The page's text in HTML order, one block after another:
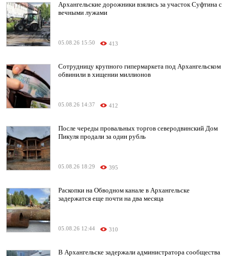
Архангельские дорожники взялись за участок Суфтина с
вечными лужами
05.08.26 15:50 413
Сотрудницу крупного гипермаркета под Архангельском
обвинили в хищении миллионов
05.08.26 14:37 412
После череды провальных торгов северодвинский Дом
Пикуля продали за один рубль
05.08.26 18:29 395
Раскопки на Обводном канале в Архангельске
задержатся еще почти на два месяца
05.08.26 12:44 310
В Архангельске задержали администратора сообщества